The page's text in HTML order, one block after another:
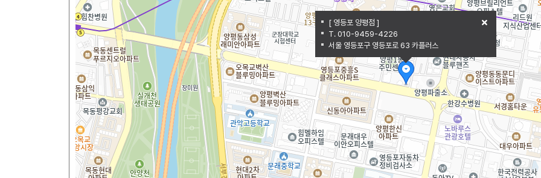
[ 영등포 양평점 ]
T. 010-9459-4226
서울 영등포구 영등포로 63 카플러스